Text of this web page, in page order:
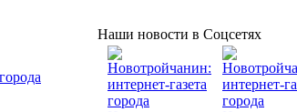
Наши новости в Соцсетях